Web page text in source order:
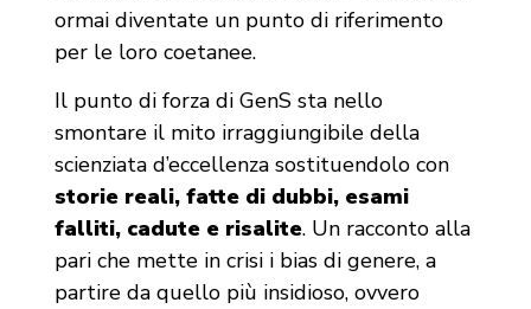
ormai diventate un punto di riferimento
per le loro coetanee.
Il punto di forza di GenS sta nello
smontare il mito irraggiungibile della
scienziata d’eccellenza sostituendolo con
storie reali, fatte di dubbi, esami
falliti, cadute e risalite. Un racconto alla
pari che mette in crisi i bias di genere, a
partire da quello più insidioso, ovvero